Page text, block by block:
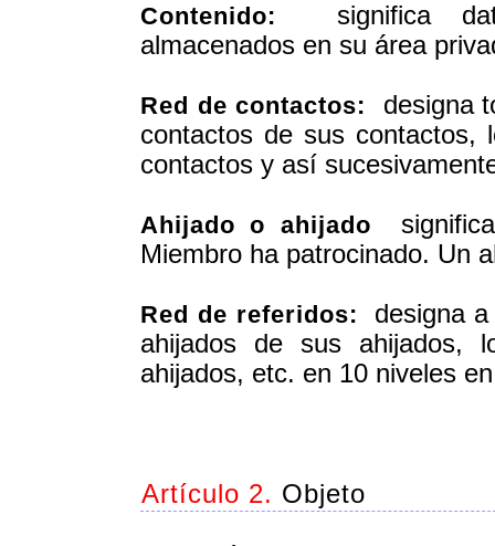
Contenido: significa
almacenados en su área
Red de contactos:
designa
contactos de sus contactos,
contactos y así
Ahijado o ahijado
Miembro ha patrocinado. Un
Red de referidos: designa
ahijados de sus ahijados,
ahijados, etc. en 10 niveles
Artículo 2. Objeto